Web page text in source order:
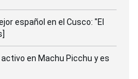
español en el Cusco: "El
en Machu Picchu y es